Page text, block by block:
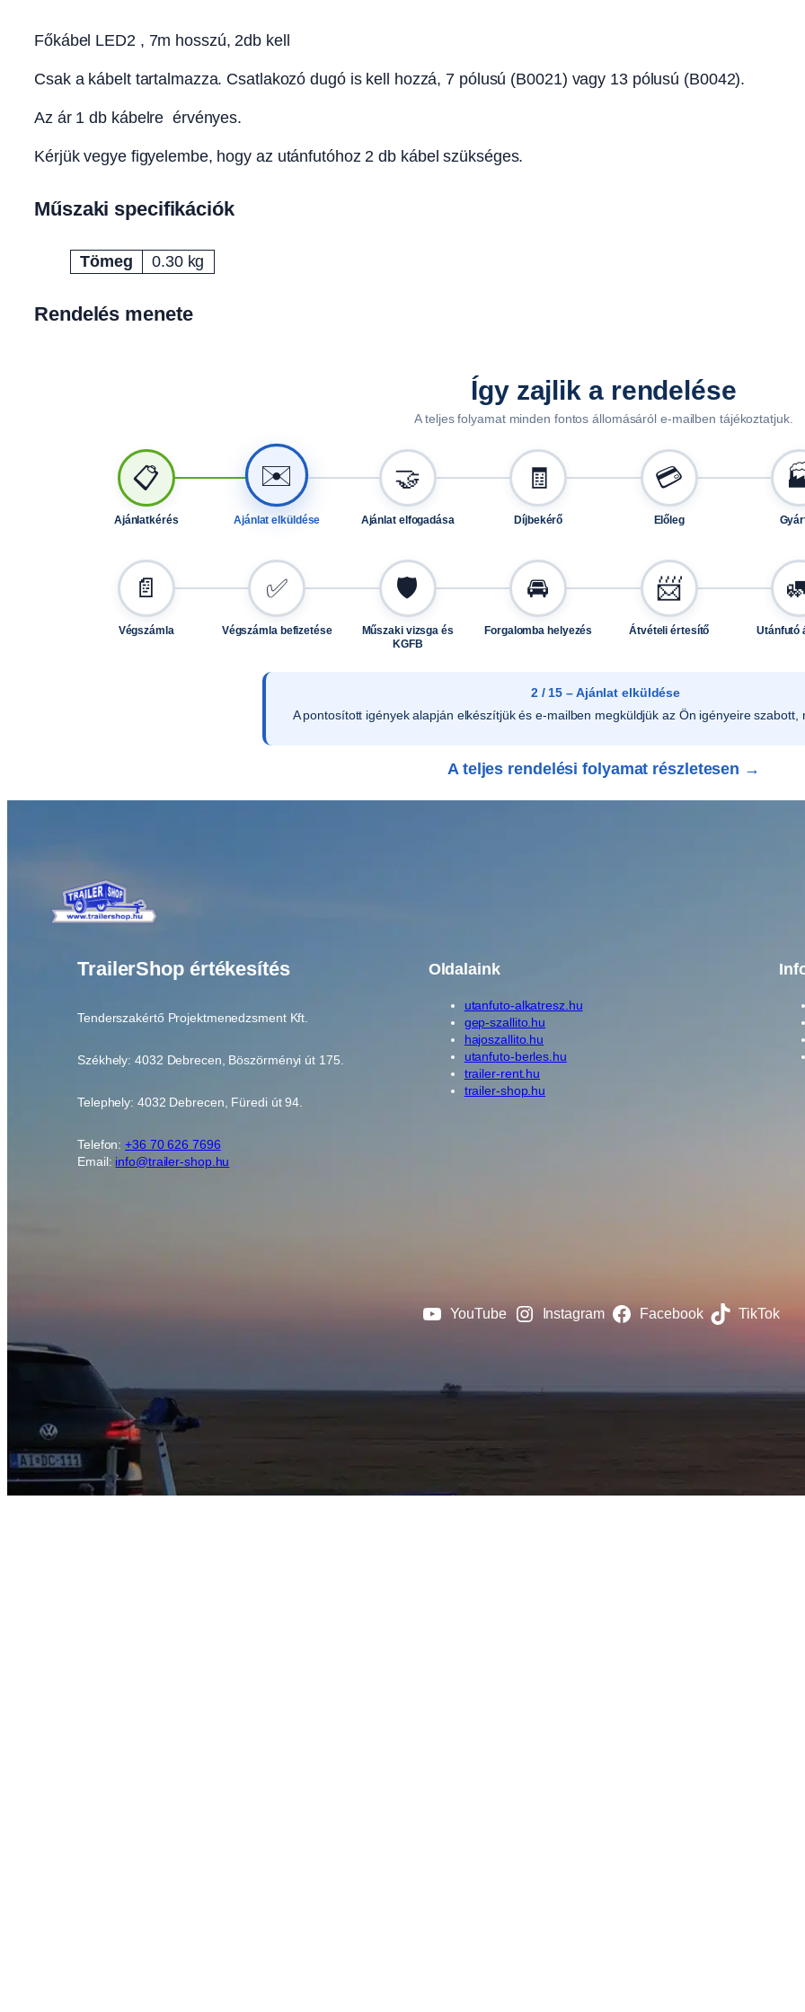
0
m
Főkábel LED2 , 7m hosszú, 2db kell
Csak a kábelt tartalmazza. Csatlakozó dugó is kell hozzá, 7 pólusú (B0021) vagy 13 pólusú (B0042).
Az ár 1 db kábelre érvényes.
Kérjük vegye figyelembe, hogy az utánfutóhoz 2 db kábel szükséges.
Műszaki specifikációk
Attribútumok Érték
Tömeg 0.30 kg
Rendelés menete
Így zajlik a rendelése
A teljes folyamat minden fontos állomásáról e-mailben tájékoztatjuk.
📋
Ajánlatkérés
✉️
Ajánlat elküldése
🤝
Ajánlat elfogadása
🧾
Díjbekérő
💳
Előleg
📄
Végszámla
✅
Végszámla befizetése
🛡️
Műszaki vizsga és
KGFB
🚘
Forgalomba helyezés
📨
Átvételi értesítő Utánfutó
2 / 15 – Ajánlat elküldése
A pontosított igények alapján elkészítjük és e-mailben megküldjük az Ön igényeire szabott,
A teljes rendelési folyamat részletesen →
TrailerShop értékesítés
Tenderszakértő Projektmenedzsment Kft.
Székhely: 4032 Debrecen, Böszörményi út 175.
Telephely: 4032 Debrecen, Füredi út 94.
Telefon:+36 70 626 7696
Email: info@trailer-shop.hu
Oldalaink
utanfuto-alkatresz.hu
gep-szallito.hu
hajoszallito.hu
utanfuto-berles.hu
trailer-rent.hu
trailer-shop.hu
YouTube Instagram Facebook TikTok